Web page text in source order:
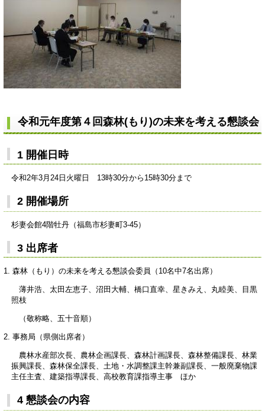
令和元年度第４回森林(もり)の未来を考える懇談会
1 開催日時
令和2年3月24日火曜日 13時30分から15時30分まで
2 開催場所
杉妻会館4階牡丹（福島市杉妻町3-45）
3 出席者
1. 森林（もり）の未来を考える懇談会委員（10名中7名出席）
薄井浩、太田左恵子、沼田大輔、橋口直幸、星きみえ、丸睦美、目黒
照枝
（敬称略、五十音順）
2. 事務局（県側出席者）
農林水産部次長、農林企画課長、森林計画課長、森林整備課長、林業
振興課長、森林保全課長、土地・水調整課主幹兼副課長、一般廃棄物課
主任主査、建築指導課長、高校教育課指導主事 ほか
4 懇談会の内容